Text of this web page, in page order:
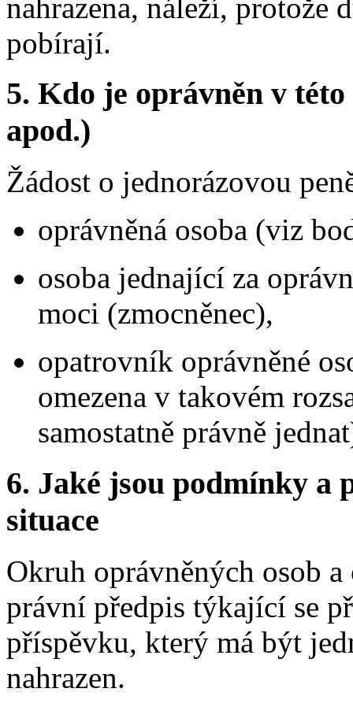
nahrazena, náleží, protože
pobírají.
5. Kdo je oprávněn v
apod.)
Žádost o jednorázovou
oprávněná osoba (viz
osoba jednající za
moci (zmocněnec),
opatrovník oprávněné
omezena v takovém
samostatně právně
6. Jaké jsou podmínky a
situace
Okruh oprávněných osob
právní předpis týkající se
příspěvku, který má být
nahrazen.